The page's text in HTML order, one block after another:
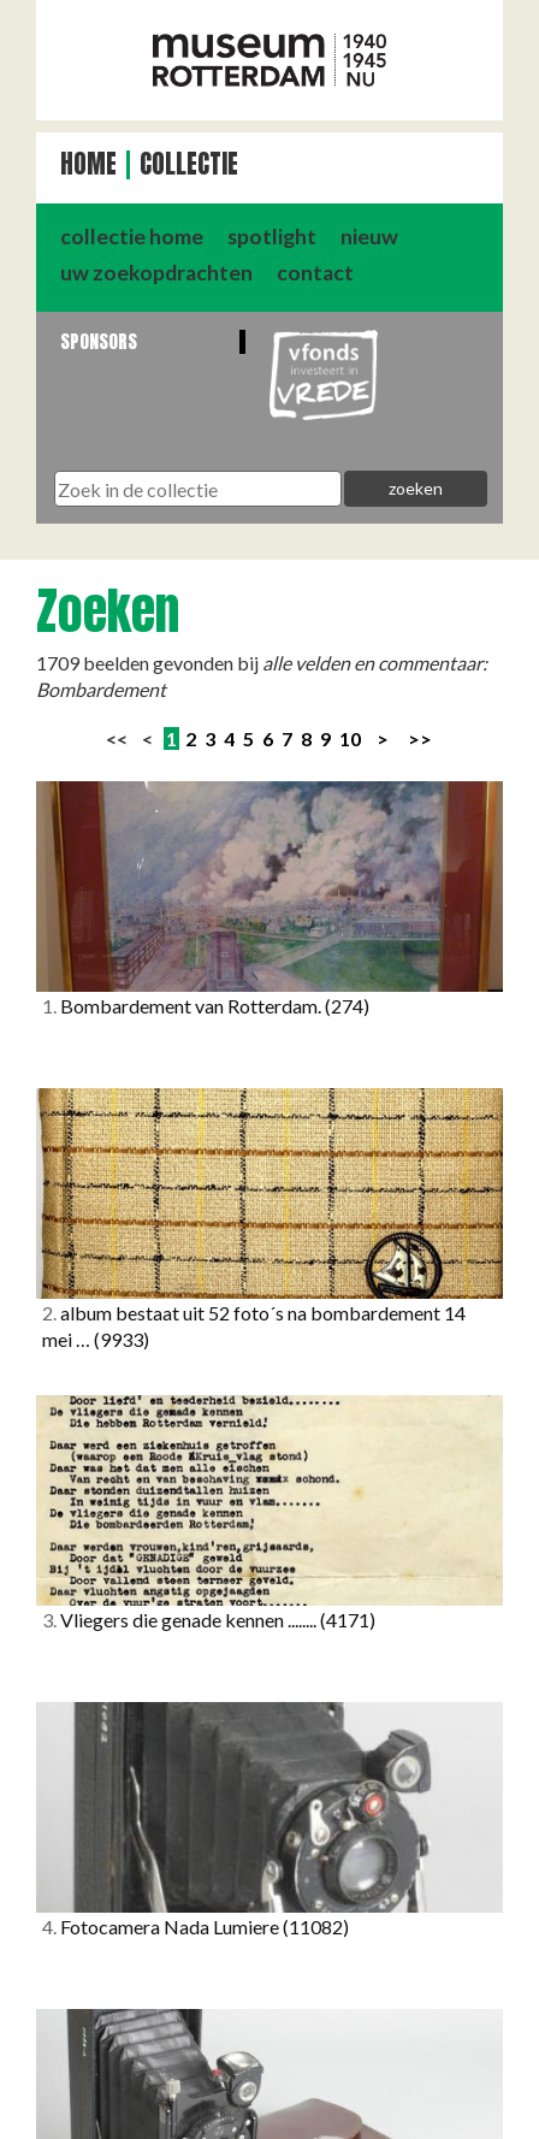
HOME COLLECTIE
collectie home spotlight
nieuw
uw zoekopdrachten
contact
SPONSORS
Zoeken
1709 beelden gevonden bij alle velden en commentaar:
Bombardement
<< < 1 2 3 4 5 6 7 8 9 10 > >>
1. Bombardement van Rotterdam.(274)
2.album bestaat uit 52 foto´s na bombardement 14
mei … (9933)
3.Vliegers die genade kennen ........(4171)
4. Fotocamera Nada Lumiere(11082)